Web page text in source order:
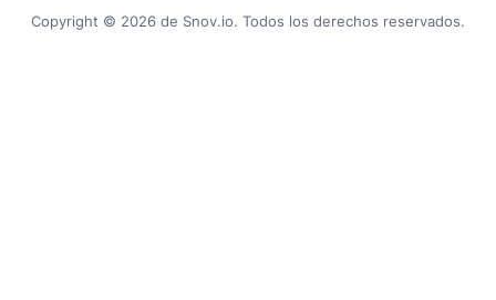
Copyright © 2026 de Snov.io. Todos los derechos reservados.